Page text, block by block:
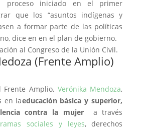
proceso iniciado en el primer
que los “asuntos indígenas y
a formar parte de las políticas
dice en en el plan de gobierno.
al Congreso de la Unión Civil.
(Frente Amplio)
Frente Amplio, Verónika Mendoza,
en laeducación básica y superior,
contra la mujera través
sociales y leyes, derechos